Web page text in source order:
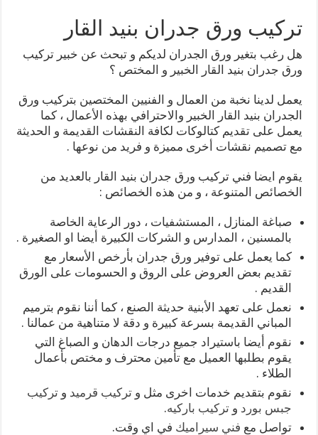
تركيب ورق جدران بنيد القار
هل رغب بتغير ورق الجدران لديكم و تبحث عن خبير تركيب
ورق جدران بنيد القار الخبير و المختص ؟
يعمل لدينا نخبة من العمال و الفنيين المختصين بتركيب ورق
الجدران بنيد القار الخبير والاحترافي بهذه الأعمال ، كما
يعمل على تقديم كتالوكات لكافة النقشات القديمة و الحديثة
مع تصميم نقشات أخرى مميزة و فريد من نوعها .
يقوم ايضا فني تركيب ورق جدران بنيد القار بالعديد من
الخصائص المتنوعة ، و من هذه الخصائص :
صباغة المنازل ، المستشفيات ، دور الرعاية الخاصة
بالمسنين ، المدارس و الشركات الكبيرة أيضا او الصغيرة .
كما يعمل على توفير ورق جدران بأرخص الأسعار مع
تقديم بعض العروض على الروق و الحسومات على الورق
القديم .
نعمل على تعهد الأبنية حديثة الصنع ، كما أننا نقوم بترميم
المباني القديمة بسرعة كبيرة و دقة لا متناهية من عمالنا .
نقوم أيضا باستيراد جميع درجات الدهان و الصباغ التي
يقوم بطلبها العميل مع تأمين محترف و مختص بأعمال
الطلاء .
نقوم بتقديم خدمات اخرى مثل وتركيب قرميد وتركيب
جبس بورد وتركيب باركيه.
تواصل مع فني سيراميك في اي وقت.